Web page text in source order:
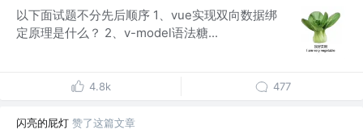
以下面试题不分先后顺序 1、vue实现双向数据绑
定原理是什么？ 2、v-model语法糖...
4.8k 477
闪亮的屁灯 赞了这篇文章